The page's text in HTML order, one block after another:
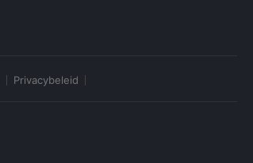
Privacybeleid